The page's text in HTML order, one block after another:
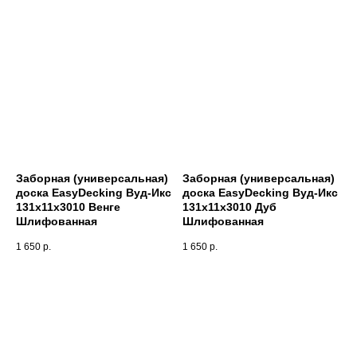
Заборная (универсальная)
доска EasyDecking Вуд-Икс
131х11х3010 Венге
Шлифованная
1 650 р.
Заборная (универсальная)
доска EasyDecking Вуд-Икс
131х11х3010 Дуб
Шлифованная
1 650 р.